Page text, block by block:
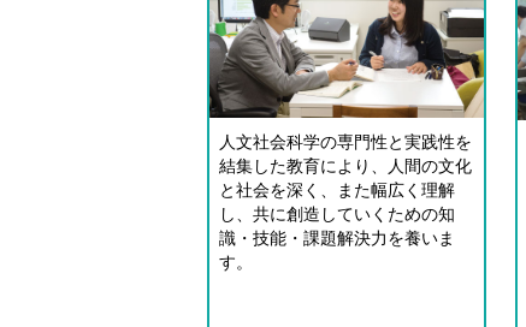
人文社会科学の専門性と実践性を
結集した教育により、人間の文化
と社会を深く、また幅広く理解
し、共に創造していくための知
識・技能・課題解決力を養いま
す。